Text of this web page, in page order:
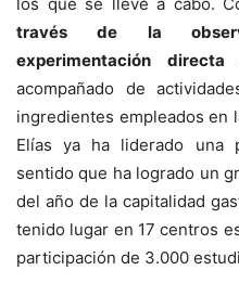
través de la
experimentación
acompañado de
ingredientes empleados en
Elías ya ha liderado una
sentido que ha logrado un
del año de la capitalidad
tenido lugar en 17 centros
participación de 3.000